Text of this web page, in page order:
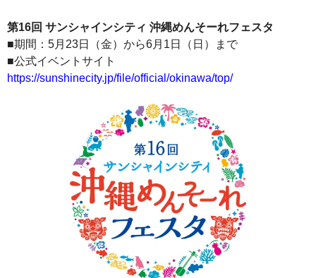
第16回 サンシャインシティ 沖縄めんそーれフェスタ
■期間：5月23日（金）から6月1日（日）まで
■公式イベントサイト
https://sunshinecity.jp/file/official/okinawa/top/